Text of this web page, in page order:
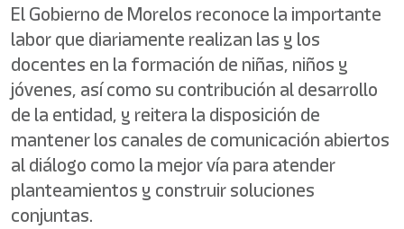
El Gobierno de Morelos reconoce la importante
labor que diariamente realizan las y los
docentes en la formación de niñas, niños y
jóvenes, así como su contribución al desarrollo
de la entidad, y reitera la disposición de
mantener los canales de comunicación abiertos
al diálogo como la mejor vía para atender
planteamientos y construir soluciones
conjuntas.